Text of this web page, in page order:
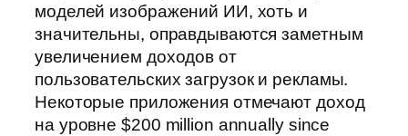
моделей изображений ИИ, хоть и
значительны, оправдываются заметным
увеличением доходов от
пользовательских загрузок и рекламы.
Некоторые приложения отмечают доход
на уровне $200 million annually since